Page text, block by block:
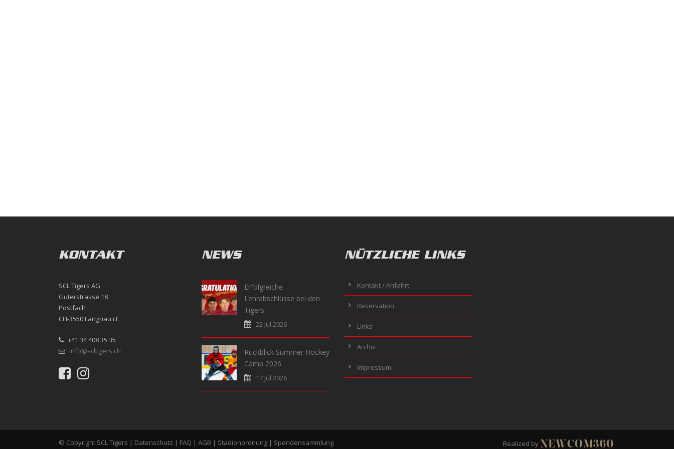
KONTAKT
SCL Tigers AG
Güterstrasse 18
Postfach
CH-3550 Langnau i.E.
+41 34 408 35 35
info@scltigers.ch
NEWS
Erfolgreiche
Lehrabschlüsse bei den
Tigers
22 Jul 2026
Rückblick Summer Hockey
Camp 2026
17 Jul 2026
NÜTZLICHE LINKS
Kontakt / Anfahrt
Reservation
Links
Archiv
Impressum
© Copyright SCL Tigers | Datenschutz | FAQ | AGB | Stadionordnung | Spendensammlung Realized by